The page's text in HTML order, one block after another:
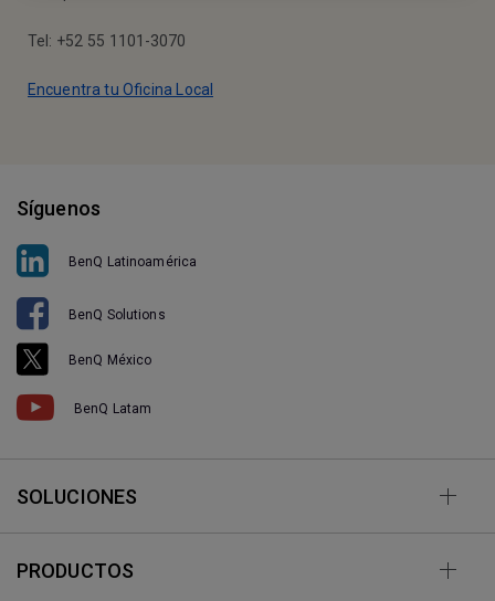
Tel: +52 55 1101-3070
Encuentra tu Oficina Local
Síguenos
BenQ Latinoamérica
BenQ Solutions
BenQ México
BenQ Latam
SOLUCIONES
PRODUCTOS